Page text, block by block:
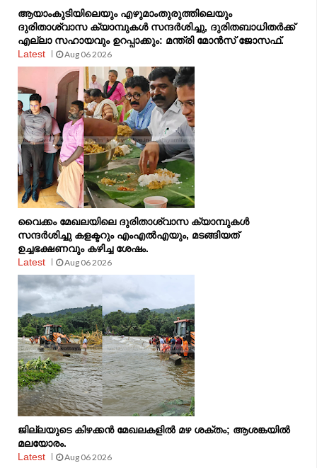
ആയാംകുടിയിലെയും എഴുമാംതുരുത്തിലെയും
ദുരിതാശ്വാസ ക്യാമ്പുകൾ സന്ദർശിച്ചു, ദുരിതബാധിതർക്ക്
എല്ലാ സഹായവും ഉറപ്പാക്കും: മന്ത്രി മോൻസ് ജോസഫ്.
Latest
Aug 06 2026
വൈക്കം മേഖലയിലെ ദുരിതാശ്വാസ ക്യാമ്പുകള്‍
സന്ദര്‍ശിച്ചു കളക്ടറും എംഎല്‍എയും, മടങ്ങിയത്
ഉച്ചഭക്ഷണവും കഴിച്ച ശേഷം.
Latest
Aug 06 2026
ജില്ലയുടെ കിഴക്കൻ മേഖലകളിൽ മഴ ശക്തം; ആശങ്കയിൽ
മലയോരം.
Latest
Aug 06 2026